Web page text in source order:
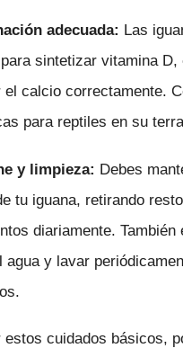
adecuada: Las
sintetizar vitamina D,
el calcio correctamente.
para reptiles en su
y limpieza: Debes
tu iguana, retirando
diariamente. También
agua y lavar
estos cuidados básicos,